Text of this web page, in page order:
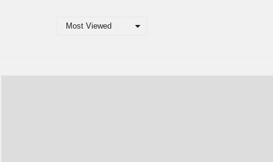
Most Viewed